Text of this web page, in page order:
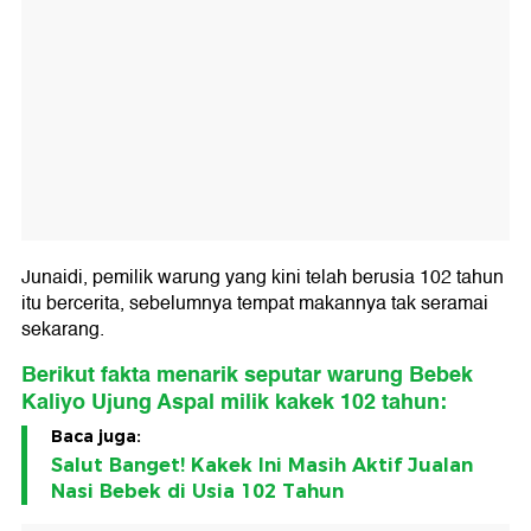
Junaidi, pemilik warung yang kini telah berusia 102 tahun
itu bercerita, sebelumnya tempat makannya tak seramai
sekarang.
Berikut fakta menarik seputar warung Bebek
Kaliyo Ujung Aspal milik kakek 102 tahun:
Baca juga:
Salut Banget! Kakek Ini Masih Aktif Jualan
Nasi Bebek di Usia 102 Tahun